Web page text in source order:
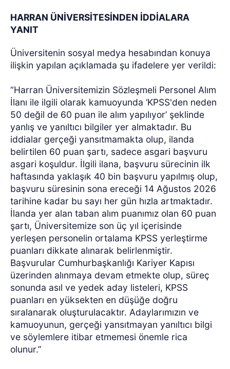
HARRAN ÜNİVERSİTESİNDEN İDDİALARA
YANIT
Üniversitenin sosyal medya hesabından konuya
ilişkin yapılan açıklamada şu ifadelere yer verildi:
“Harran Üniversitemizin Sözleşmeli Personel Alım
İlanı ile ilgili olarak kamuoyunda ‘KPSS'den neden
50 değil de 60 puan ile alım yapılıyor’ şeklinde
yanlış ve yanıltıcı bilgiler yer almaktadır. Bu
iddialar gerçeği yansıtmamakta olup, ilanda
belirtilen 60 puan şartı, sadece asgari başvuru
asgari koşuldur. İlgili ilana, başvuru sürecinin ilk
haftasında yaklaşık 40 bin başvuru yapılmış olup,
başvuru süresinin sona ereceği 14 Ağustos 2026
tarihine kadar bu sayı her gün hızla artmaktadır.
İlanda yer alan taban alım puanımız olan 60 puan
şartı, Üniversitemize son üç yıl içerisinde
yerleşen personelin ortalama KPSS yerleştirme
puanları dikkate alınarak belirlenmiştir.
Başvurular Cumhurbaşkanlığı Kariyer Kapısı
üzerinden alınmaya devam etmekte olup, süreç
sonunda asıl ve yedek aday listeleri, KPSS
puanları en yüksekten en düşüğe doğru
sıralanarak oluşturulacaktır. Adaylarımızın ve
kamuoyunun, gerçeği yansıtmayan yanıltıcı bilgi
ve söylemlere itibar etmemesi önemle rica
olunur.”